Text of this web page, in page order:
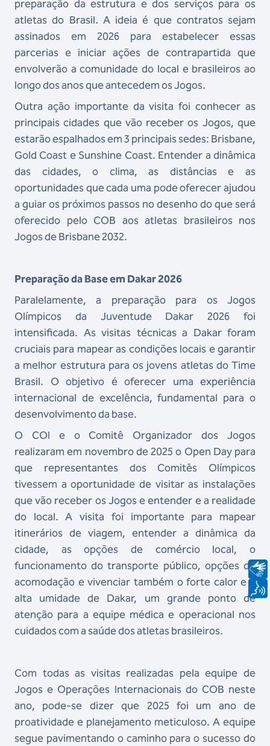
preparação da estrutura e dos serviços para os
atletas do Brasil. A ideia é que contratos sejam
assinados em 2026 para estabelecer essas
parcerias e iniciar ações de contrapartida que
envolverão a comunidade do local e brasileiros ao
longo dos anos que antecedem os Jogos.
Outra ação importante da visita foi conhecer as
principais cidades que vão receber os Jogos, que
estarão espalhados em 3 principais sedes: Brisbane,
Gold Coast e Sunshine Coast. Entender a dinâmica
das cidades, o clima, as distâncias e as
oportunidades que cada uma pode oferecer ajudou
a guiar os próximos passos no desenho do que será
oferecido pelo COB aos atletas brasileiros nos
Jogos de Brisbane 2032.
Preparação da Base em Dakar 2026
Paralelamente, a preparação para os Jogos
Olímpicos da Juventude Dakar 2026 foi
intensificada. As visitas técnicas a Dakar foram
cruciais para mapear as condições locais e garantir
a melhor estrutura para os jovens atletas do Time
Brasil. O objetivo é oferecer uma experiência
internacional de excelência, fundamental para o
desenvolvimento da base.
O COI e o Comitê Organizador dos Jogos
realizaram em novembro de 2025 o Open Day para
que representantes dos Comitês Olímpicos
tivessem a oportunidade de visitar as instalações
que vão receber os Jogos e entender e a realidade
do local. A visita foi importante para mapear
itinerários de viagem, entender a dinâmica da
cidade, as opções de comércio local, o
funcionamento do transporte público, opções de
acomodação e vivenciar também o forte calor e a
alta umidade de Dakar, um grande ponto de
atenção para a equipe médica e operacional nos
cuidados com a saúde dos atletas brasileiros.
Com todas as visitas realizadas pela equipe de
Jogos e Operações Internacionais do COB neste
ano, pode-se dizer que 2025 foi um ano de
proatividade e planejamento meticuloso. A equipe
segue pavimentando o caminho para o sucesso do